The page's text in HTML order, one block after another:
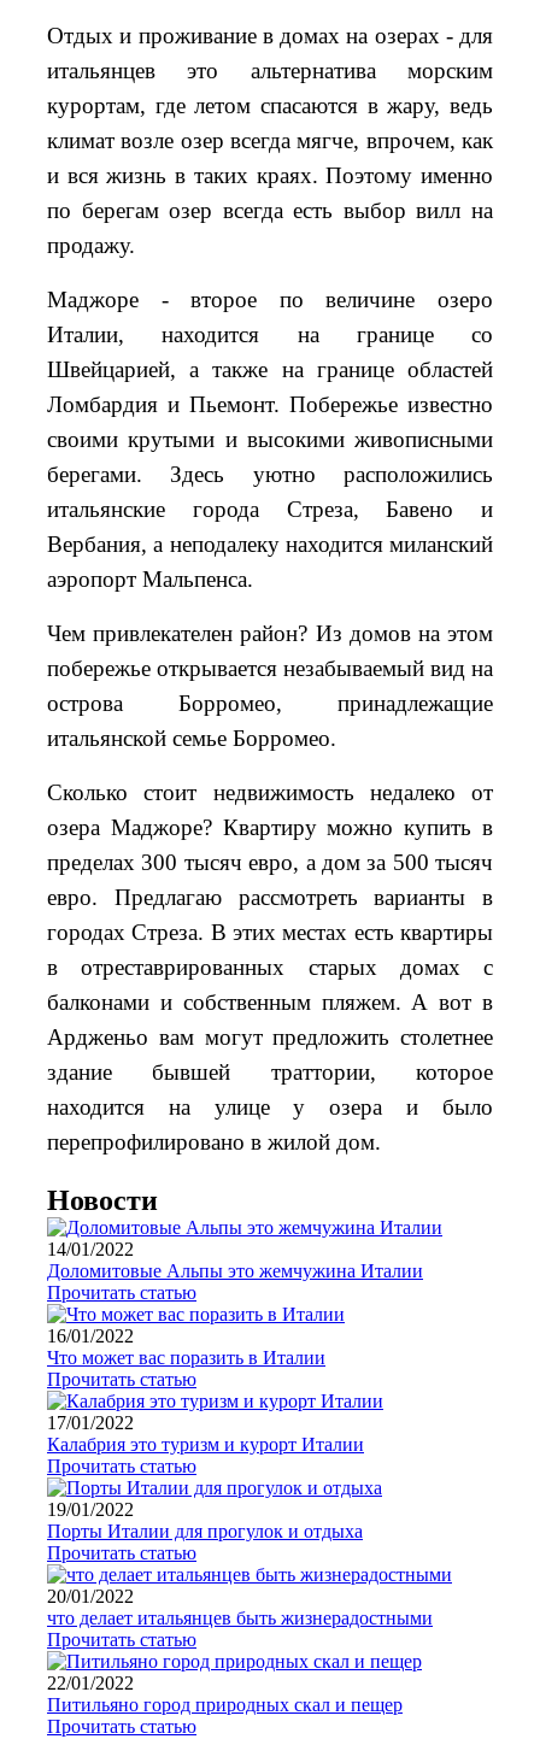
Отдых и проживание в домах на озерах - для
итальянцев это альтернатива морским
курортам, где летом спасаются в жару, ведь
климат возле озер всегда мягче, впрочем, как
и вся жизнь в таких краях. Поэтому именно
по берегам озер всегда есть выбор вилл на
продажу.
Маджоре - второе по величине озеро
Италии, находится на границе со
Швейцарией, а также на границе областей
Ломбардия и Пьемонт. Побережье известно
своими крутыми и высокими живописными
берегами. Здесь уютно расположились
итальянские города Стреза, Бавено и
Вербания, а неподалеку находится миланский
аэропорт Мальпенса.
Чем привлекателен район? Из домов на этом
побережье открывается незабываемый вид на
острова Борромео, принадлежащие
итальянской семье Борромео.
Сколько стоит недвижимость недалеко от
озера Маджоре? Квартиру можно купить в
пределах 300 тысяч евро, а дом за 500 тысяч
евро. Предлагаю рассмотреть варианты в
городах Стреза. В этих местах есть квартиры
в отреставрированных старых домах с
балконами и собственным пляжем. А вот в
Ардженьо вам могут предложить столетнее
здание бывшей траттории, которое
находится на улице у озера и было
перепрофилировано в жилой дом.
Новости
14/01/2022
Доломитовые Альпы это жемчужина Италии
Прочитать статью
16/01/2022
Что может вас поразить в Италии
Прочитать статью
17/01/2022
Калабрия это туризм и курорт Италии
Прочитать статью
19/01/2022
Порты Италии для прогулок и отдыха
Прочитать статью
20/01/2022
что делает итальянцев быть жизнерадостными
Прочитать статью
22/01/2022
Питильяно город природных скал и пещер
Прочитать статью